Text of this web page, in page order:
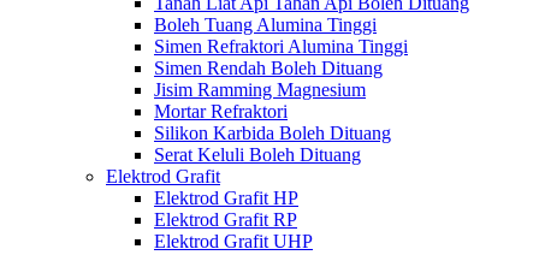
Boleh Tuang Alumina Tinggi
Simen Refraktori Alumina Tinggi
Simen Rendah Boleh Dituang
Jisim Ramming Magnesium
Mortar Refraktori
Silikon Karbida Boleh Dituang
Serat Keluli Boleh Dituang
Elektrod Grafit
Elektrod Grafit HP
Elektrod Grafit RP
Elektrod Grafit UHP